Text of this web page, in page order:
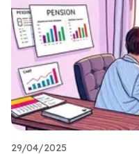
29/04/2025